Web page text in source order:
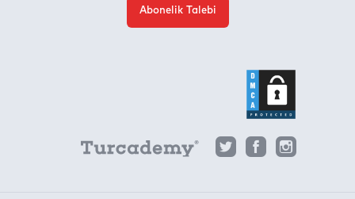
Abonelik Talebi